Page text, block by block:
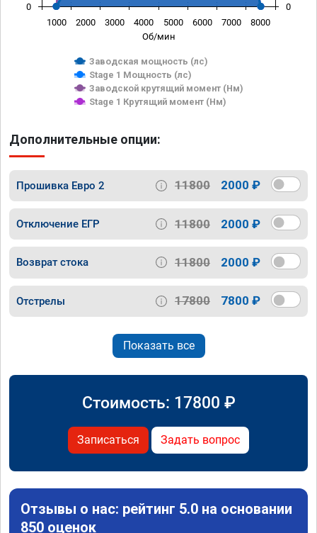
Об/мин
Заводская мощность (лс)
Stage 1 Мощность (лс)
Заводской крутящий момент (Нм)
Stage 1 Крутящий момент (Нм)
1000 2000 3000 4000 5000 6000 7000 8000
0 0
Дополнительные опции:
Прошивка Евро 2 11800 2000 ₽
Отключение ЕГР 11800 2000 ₽
Возврат стока 11800 2000 ₽
Отстрелы 17800 7800 ₽
Показать все
Стоимость: 17800 ₽
Записаться Задать вопрос
Отзывы о нас: рейтинг 5.0 на основании
850 оценок